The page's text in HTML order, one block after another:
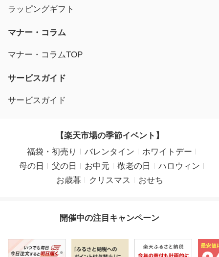
ラッピングギフト
マナー・コラム
マナー・コラムTOP
サービスガイド
サービスガイド
【楽天市場の季節イベント】
福袋・初売り
バレンタイン
ホワイトデー
母の日
父の日 お中元 敬老の日
ハロウィン
お歳暮
クリスマス おせち
開催中の注目キャンペーン